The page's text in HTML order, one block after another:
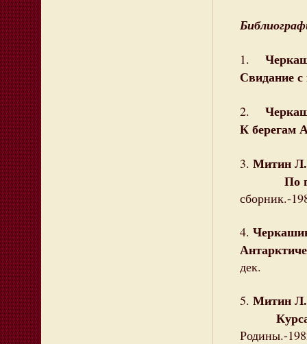
1.
Свидание
2.
К берегам
3. Митин Л.
По пути
сборник.-
4.
дек.
5. Митин Л.
Родины.-